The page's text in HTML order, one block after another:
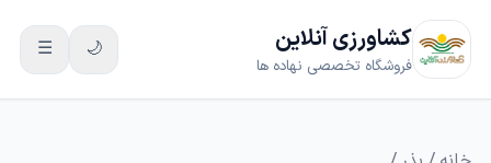
کشاورزی آنلاین
فروشگاه تخصصی نهاده ها
🌙
☰